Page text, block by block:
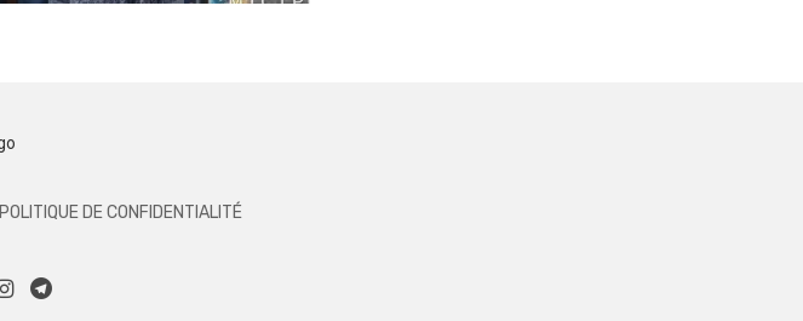
POLITIQUE DE CONFIDENTIALITÉ